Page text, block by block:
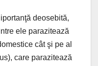
deosebită,
ele parazitează
cât şi pe al
care parazitează